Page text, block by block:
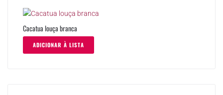
Cacatua louça branca
ADICIONAR À LISTA